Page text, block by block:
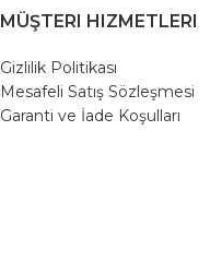
MÜŞTERI HIZMETLERI
Gizlilik Politikası
Mesafeli Satış Sözleşmesi
Garanti ve İade Koşulları